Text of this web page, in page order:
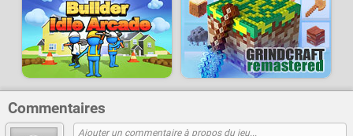
Commentaires